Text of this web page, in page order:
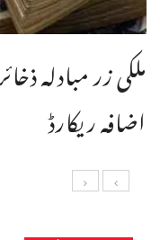
اضافہ ریکارڈ